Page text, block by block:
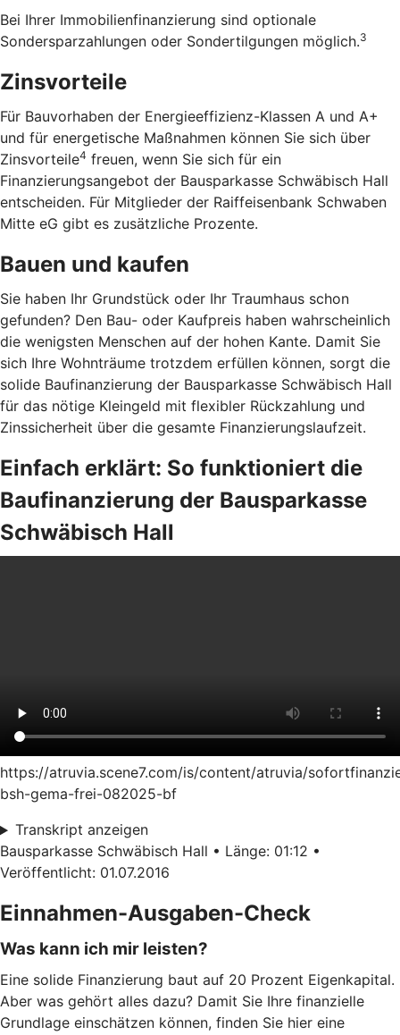
Bei Ihrer Immobilienfinanzierung sind optionale
Sondersparzahlungen oder Sondertilgungen möglich.3
Zinsvorteile
Für Bauvorhaben der Energieeffizienz-Klassen A und A+
und für energetische Maßnahmen können Sie sich über
Zinsvorteile4 freuen, wenn Sie sich für ein
Finanzierungsangebot der Bausparkasse Schwäbisch Hall
entscheiden. Für Mitglieder der Raiffeisenbank Schwaben
Mitte eG gibt es zusätzliche Prozente.
Bauen und kaufen
Sie haben Ihr Grundstück oder Ihr Traumhaus schon
gefunden? Den Bau- oder Kaufpreis haben wahrscheinlich
die wenigsten Menschen auf der hohen Kante. Damit Sie
sich Ihre Wohnträume trotzdem erfüllen können, sorgt die
solide Baufinanzierung der Bausparkasse Schwäbisch Hall
für das nötige Kleingeld mit flexibler Rückzahlung und
Zinssicherheit über die gesamte Finanzierungslaufzeit.
Einfach erklärt: So funktioniert die
Baufinanzierung der Bausparkasse
Schwäbisch Hall
https://atruvia.scene7.com/is/content/atruvia/
bsh-gema-frei-082025-bf
Transkript anzeigen
Bausparkasse Schwäbisch Hall • Länge: 01:12 •
Veröffentlicht: 01.07.2016
Einnahmen-Ausgaben-Check
Was kann ich mir leisten?
Eine solide Finanzierung baut auf 20 Prozent Eigenkapital.
Aber was gehört alles dazu? Damit Sie Ihre finanzielle
Grundlage einschätzen können, finden Sie hier eine